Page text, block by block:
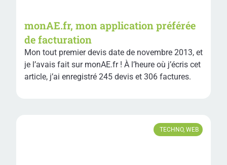
monAE.fr, mon application préférée
de facturation
Mon tout premier devis date de novembre 2013, et
je l’avais fait sur monAE.fr ! À l’heure où j’écris cet
article, j’ai enregistré 245 devis et 306 factures.
TECHNO, WEB